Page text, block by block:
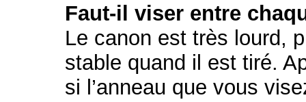
Faut-il viser entre
Le canon est très lourd,
stable quand il est tiré.
si l’anneau que vous